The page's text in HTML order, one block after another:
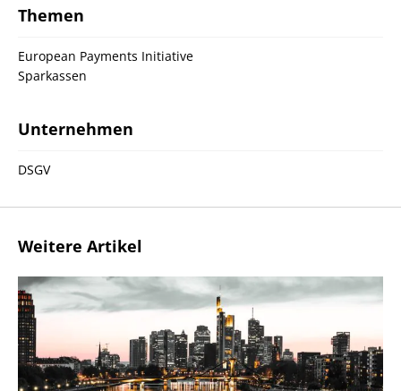
Themen
European Payments Initiative
Sparkassen
Unternehmen
DSGV
Weitere Artikel